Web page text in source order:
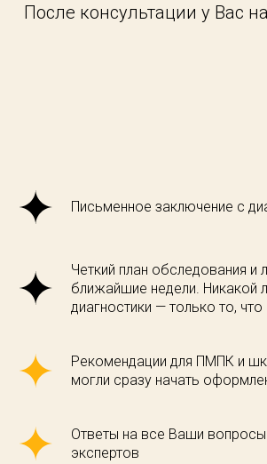
После консультации у Вас
Письменное заключение с
Четкий план обследования и
ближайшие недели. Никакой
диагностики — только то,
Рекомендации для ПМПК и
могли сразу начать
Ответы на все Ваши вопросы
экспертов